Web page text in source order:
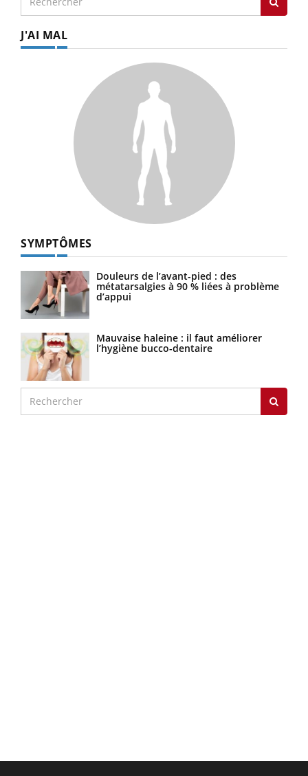
J'AI MAL
SYMPTÔMES
Douleurs de l’avant-pied : des
métatarsalgies à 90 % liées à problème
d’appui
Mauvaise haleine : il faut améliorer
l’hygiène bucco-dentaire